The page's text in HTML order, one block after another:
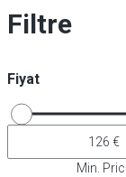
Filtre
Fiyat
Min.